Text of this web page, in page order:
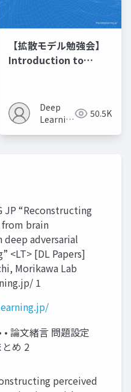
【拡散モデル勉強会】
Introduction to
Deep
Learning
50.5K
JP “Reconstructing
from brain
adversarial
<LT> [DL Papers]
Morikawa Lab
1
• 論文緒言 問題設定
め 2
perceived